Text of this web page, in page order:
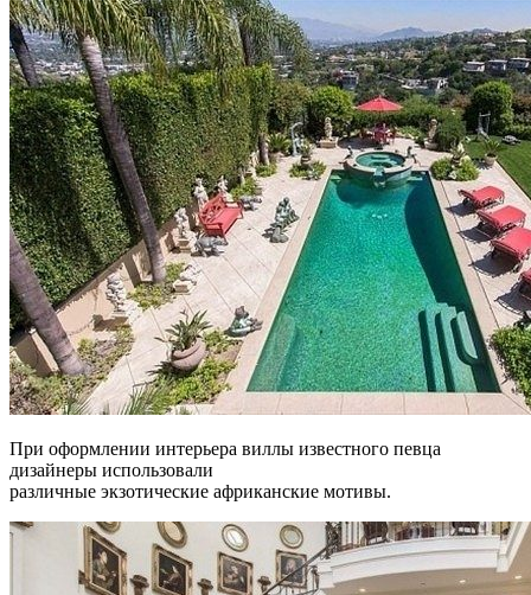
При оформлении интерьера виллы известного певца
дизайнеры использовали
различные экзотические африканские мотивы.